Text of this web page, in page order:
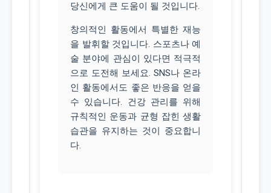
당신에게 큰 도움이 될 것입니다.
창의적인 활동에서 특별한 재능
을 발휘할 것입니다. 스포츠나 예
술 분야에 관심이 있다면 적극적
으로 도전해 보세요. SNS나 온라
인 활동에서도 좋은 반응을 얻을
수 있습니다. 건강 관리를 위해
규칙적인 운동과 균형 잡힌 생활
습관을 유지하는 것이 중요합니
다.